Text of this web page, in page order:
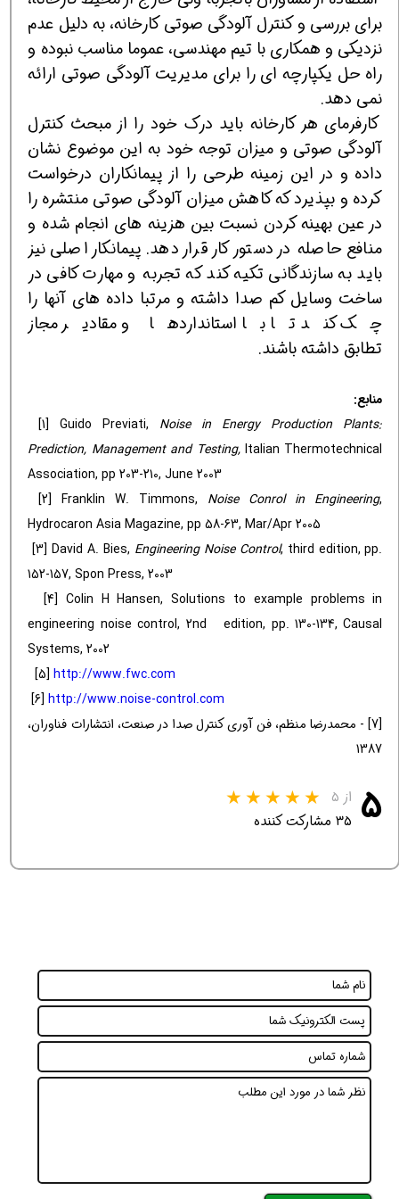
برای بررسی و کنترل آلودگی صوتی کارخانه، به دلیل عدم
نزدیکی و همکاری با تیم مهندسی، عموما مناسب نبوده و
راه حل یکپارچه ای را برای مدیریت آلودگی صوتی ارائه
نمی دهد.
کارفرمای هر کارخانه باید درک خود را از مبحث کنترل
آلودگی صوتی و میزان توجه خود به این موضوع نشان
داده و در این زمینه طرحی را از پیمانکاران درخواست
کرده و بپذیرد که کاهش میزان آلودگی صوتی منتشره را
در عین بهینه کردن نسبت بین هزینه های انجام شده و
منافع حاصله در دستور کار قرار دهد. پیمانکار اصلی نیز
باید به سازندگانی تکیه کند که تجربه و مهارت کافی در
ساخت وسایل کم صدا داشته و مرتبا داده های آنها را
چک کند تا با استانداردها و مقادیر مجاز
تطابق داشته باشند.
منابع:
[1] Guido Previati, Noise in Energy Production Plants:
Prediction, Management and Testing,Italian Thermotechnical
Association, pp 203-210, June 2003
[2] Franklin W. Timmons, Noise Conrol in Engineering,
Hydrocaron Asia Magazine, pp 58-63, Mar/Apr 2005
[3] David A. Bies, Engineering Noise Control, third edition, pp.
152-157, Spon Press, 2003
[4] Colin H Hansen, Solutions to example problems in
engineering noise control, 2nd edition, pp. 130-134, Causal
Systems, 2002
[5]http://www.fwc.com
[6]http://www.noise-control.com
[7] - محمدرضا منظم، فن آوری کنترل صدا در صنعت، انتشارات فناوران،
1387
۵ از ۵
۳۵ مشارکت کننده